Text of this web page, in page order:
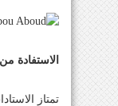
الاستفادة
تمتاز